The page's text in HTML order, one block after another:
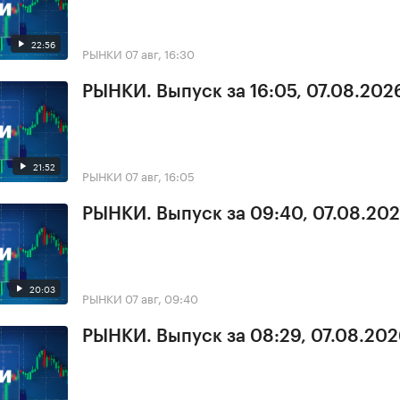
22:56 РЫНКИ 07 авг, 16:30
21:52
РЫНКИ. Выпуск за 16:05,
РЫНКИ 07 авг, 16:05
20:03
РЫНКИ. Выпуск за 09:40,
РЫНКИ 07 авг, 09:40
РЫНКИ. Выпуск за 08:29,